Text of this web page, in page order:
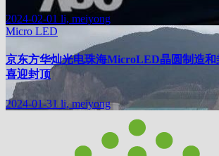
2024-02-01 li, meiyong
Micro LED
京东方华灿光电珠海MicroLED晶圆制造
喜迎封顶
2024-01-31 li, meiyong